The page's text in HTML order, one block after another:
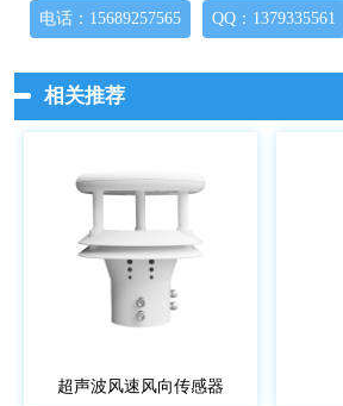
电话：15689257565 QQ：1379335561
相关推荐
超声波风速风向传感器